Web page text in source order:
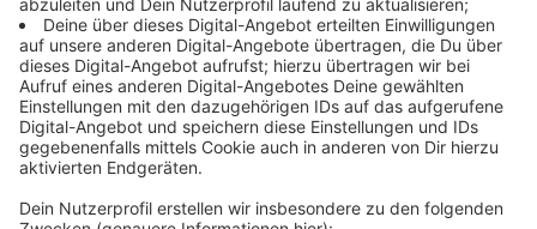
überhaupt nichts mit der Bahngeschichte des
Geländes zu tun und auch nichts mit Opladen.
Deshalb schlägt Opladen Plus jetzt vor: die
Stadtverwaltung solle bis Jahresende passende
Namensvorschläge sammeln, danach solle die Politik
entscheiden. Noch sei der Zeitpunkt für eine
Umbenennung gut, denn Adressen gebe es dort bisher